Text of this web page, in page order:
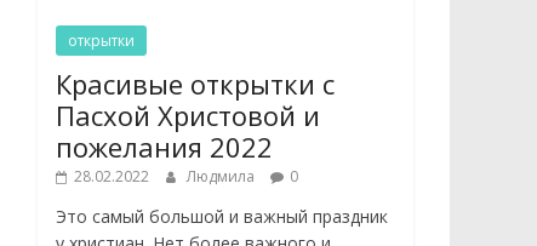
открытки
Красивые открытки с
Пасхой Христовой и
пожелания 2022
28.02.2022 Людмила 0
Это самый большой и важный праздник